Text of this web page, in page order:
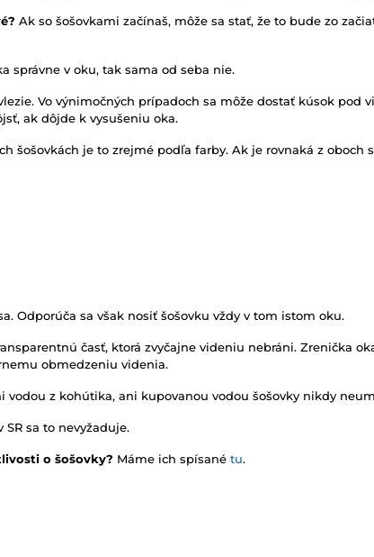
Ak so šošovkami začínaš, môže sa stať, že to bude zo
správne v oku, tak sama od seba nie.
Vo výnimočných prípadoch sa môže dostať kúsok
ak dôjde k vysušeniu oka.
šošovkách je to zrejmé podľa farby. Ak je rovnaká z oboch
Odporúča sa však nosiť šošovku vždy v tom istom oku.
časť, ktorá zvyčajne videniu nebráni. Zrenička
obmedzeniu videnia.
vodou z kohútika, ani kupovanou vodou šošovky nikdy
SR sa to nevyžaduje.
o šošovky? Máme ich spísané tu.